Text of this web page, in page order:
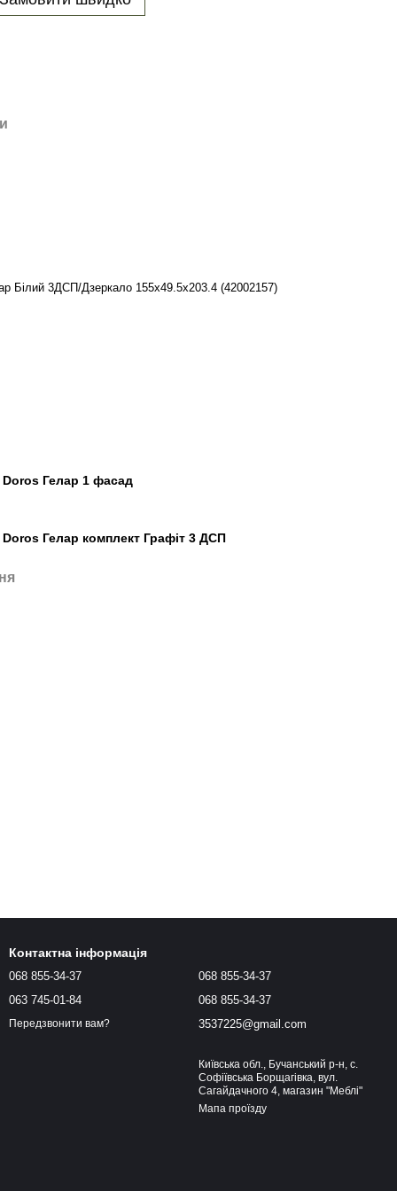
Білий 3ДСП/Дзеркало 155х49.5х203.4 (42002157)
Doros Гелар 1 фасад
Гелар комплект Графіт 3 ДСП
Контактна інформація
068 855-34-37
063 745-01-84
Передзвонити вам?
068 855-34-37
068 855-34-37
3537225@gmail.com
Київська обл., Бучанський р-н, с.
Софіївська Борщагівка, вул.
Сагайдачного 4, магазин "Меблі"
Мапа проїзду